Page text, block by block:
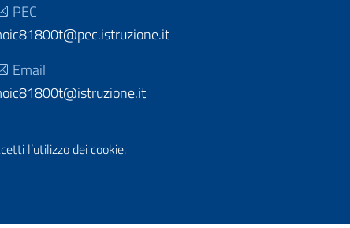
l’utilizzo dei cookie.
PEC
Email